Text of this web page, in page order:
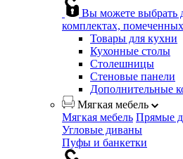
Вы можете выбрать
комплектах,
Товары для кухни
Кухонные столы
Столешницы
Стеновые панели
Дополнительные
Мягкая мебель
Мягкая мебель Прямые
Угловые диваны
Пуфы и банкетки